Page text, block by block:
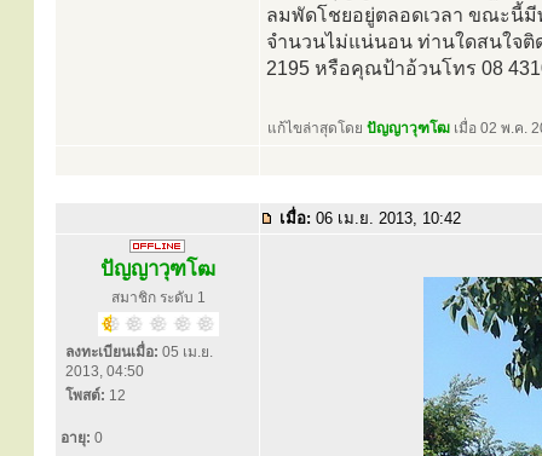
ลมพัดโชยอยู่ตลอดเวลา ขณะนี้
จำนวนไม่แน่นอน ท่านใดสนใจติ
2195 หรือคุณป้าอ้วนโทร 08
แก้ไขล่าสุดโดย ปัญญาวุฑโฒ เมื่อ 02 พ.ค.
เมื่อ: 06 เม.ย. 2013, 10:42
ปัญญาวุฑโฒ
สมาชิก ระดับ 1
ลงทะเบียนเมื่อ: 05 เม.ย.
2013, 04:50
โพสต์: 12
อายุ: 0